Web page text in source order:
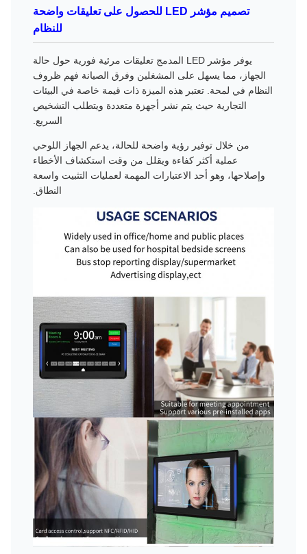
تصميم مؤشر LED للحصول على تعليقات واضحة
للنظام
يوفر مؤشر LED المدمج تعليقات مرئية فورية حول حالة
الجهاز، مما يسهل على المشغلين وفرق الصيانة فهم ظروف
النظام في لمحة. تعتبر هذه الميزة ذات قيمة خاصة في البيئات
التجارية حيث يتم نشر أجهزة متعددة ويتطلب التشخيص
السريع.
من خلال توفير رؤية واضحة للحالة، يدعم الجهاز اللوحي
عملية أكثر كفاءة ويقلل من وقت استكشاف الأخطاء
وإصلاحها، وهو أحد الاعتبارات المهمة لعمليات التثبيت واسعة
النطاق.